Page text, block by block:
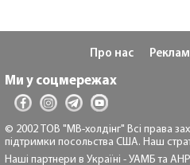
Про нас
Ми у соцмережах
© 2002 ТОВ "МВ-холдінг" Всі права
підтримки посольства США. Наш
Наші партнери в Україні - УАМБ та